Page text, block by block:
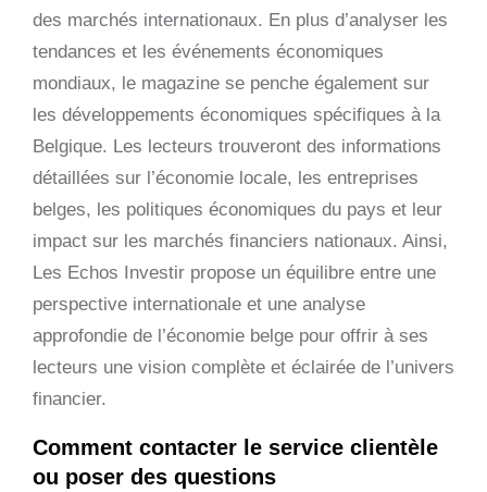
des marchés internationaux. En plus d’analyser les
tendances et les événements économiques
mondiaux, le magazine se penche également sur
les développements économiques spécifiques à la
Belgique. Les lecteurs trouveront des informations
détaillées sur l’économie locale, les entreprises
belges, les politiques économiques du pays et leur
impact sur les marchés financiers nationaux. Ainsi,
Les Echos Investir propose un équilibre entre une
perspective internationale et une analyse
approfondie de l’économie belge pour offrir à ses
lecteurs une vision complète et éclairée de l’univers
financier.
Comment contacter le service clientèle
ou poser des questions